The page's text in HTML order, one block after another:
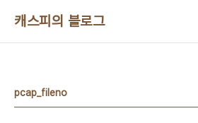
캐스피의 블로그
pcap_fileno